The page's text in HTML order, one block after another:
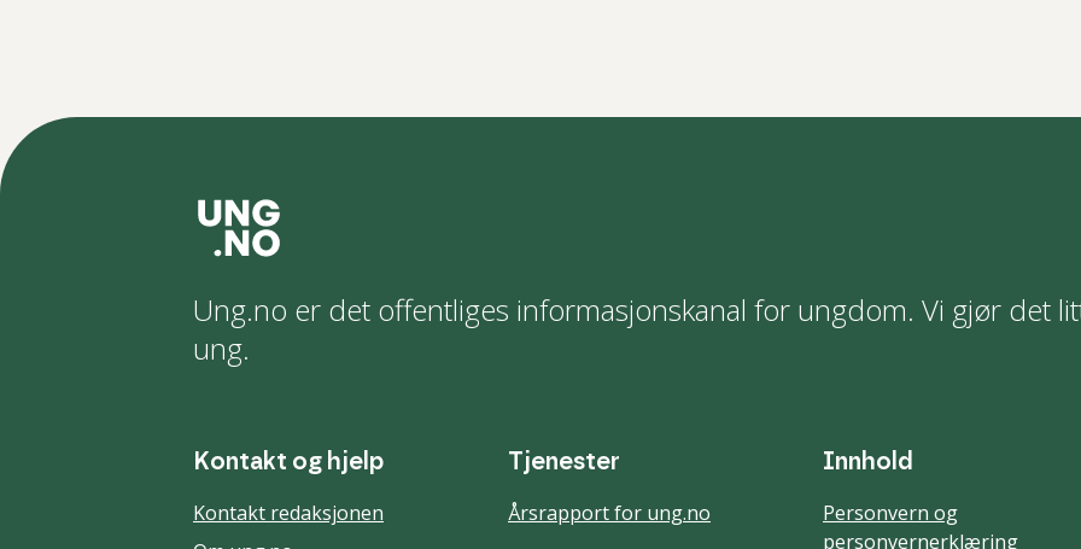
Ung.no er det offentliges informasjonskanal for ungdom. Vi gjør det
ung.
Kontakt og hjelp
Kontakt redaksjonen
Tjenester
Årsrapport for ung.no
Innhold
Personvern og
personvernerklæring